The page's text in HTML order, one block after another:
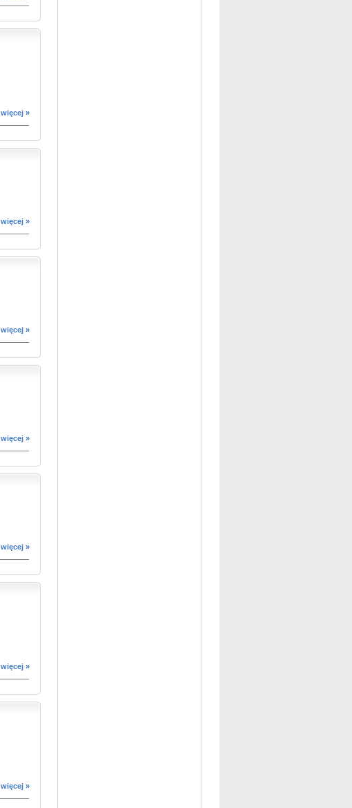
więcej »
więcej »
więcej »
więcej »
więcej »
więcej »
więcej »